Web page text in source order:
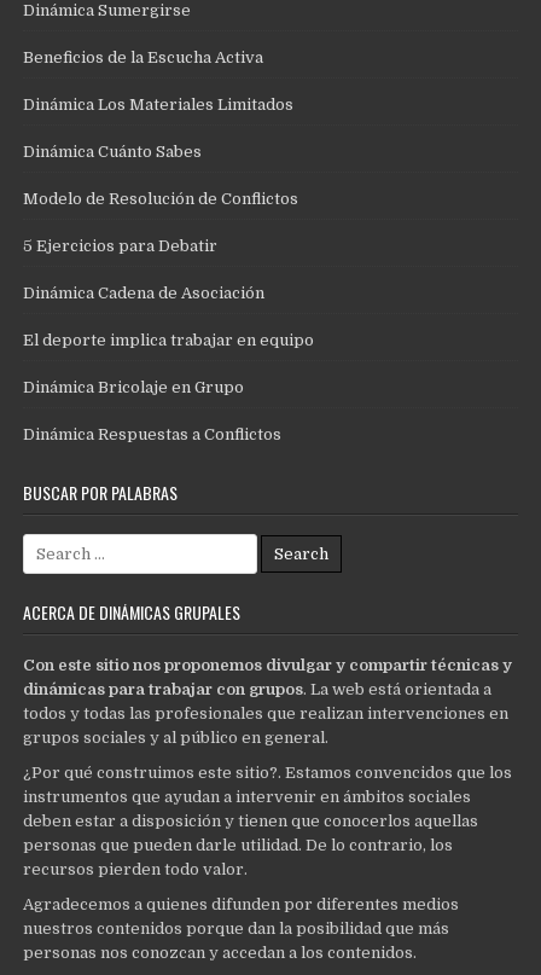
Dinámica Sumergirse
Beneficios de la Escucha Activa
Dinámica Los Materiales Limitados
Dinámica Cuánto Sabes
Modelo de Resolución de Conflictos
5 Ejercicios para Debatir
Dinámica Cadena de Asociación
El deporte implica trabajar en equipo
Dinámica Bricolaje en Grupo
Dinámica Respuestas a Conflictos
BUSCAR POR PALABRAS
Search
for:
ACERCA DE DINÁMICAS GRUPALES
Con este sitio nos proponemos divulgar y compartir técnicas y
dinámicas para trabajar con grupos. La web está orientada a
todos y todas las profesionales que realizan intervenciones en
grupos sociales y al público en general.
¿Por qué construimos este sitio?. Estamos convencidos que los
instrumentos que ayudan a intervenir en ámbitos sociales
deben estar a disposición y tienen que conocerlos aquellas
personas que pueden darle utilidad. De lo contrario, los
recursos pierden todo valor.
Agradecemos a quienes difunden por diferentes medios
nuestros contenidos porque dan la posibilidad que más
personas nos conozcan y accedan a los contenidos.